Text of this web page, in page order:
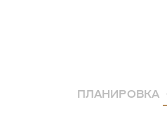
ПЛАНИРОВКА